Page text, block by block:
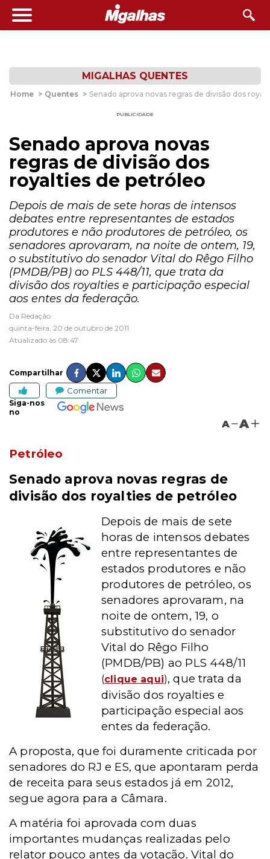
MIGALHAS QUENTES
Home > Quentes > Senado aprova novas regras de divisão dos
PUBLICIDADE
Senado aprova novas
regras de divisão dos
royalties de petróleo
Depois de mais de sete horas de intensos
debates entre representantes de estados
produtores e não produtores de petróleo, os
senadores aprovaram, na noite de ontem, 19,
o substitutivo do senador Vital do Rêgo Filho
(PMDB/PB) ao PLS 448/11, que trata da
divisão dos royalties e participação especial
aos entes da federação.
Da Redação
quinta-feira, 20 de outubro de 2011
Atualizado às 08:47
Compartilhar
Comentar
Siga-nos
no
A A
Petróleo
Senado aprova novas regras de
divisão dos royalties de petróleo
Depois de mais de sete
horas de intensos debates
entre representantes de
estados produtores e não
produtores de petróleo, os
senadores aprovaram, na
noite de ontem, 19, o
substitutivo do senador
Vital do Rêgo Filho
(PMDB/PB) ao PLS 448/11
(clique aqui), que trata da
divisão dos royalties e
participação especial aos
entes da federação.
A proposta, que foi duramente criticada por
senadores do RJ e ES, que apontaram perda
de receita para seus estados já em 2012,
segue agora para a Câmara.
A matéria foi aprovada com duas
importantes mudanças realizadas pelo
relator pouco antes da votação. Vital do